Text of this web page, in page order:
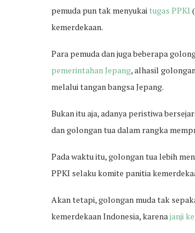
pemuda pun tak menyukaitugas PPKI
kemerdekaan.
Para pemuda dan juga beberapa
pemerintahan Jepang, alhasil
melalui tangan bangsa Jepang.
Bukan itu aja, adanya peristiwa
dan golongan tua dalam rangka
Pada waktu itu, golongan tua lebih
PPKI selaku komite panitia
Akan tetapi, golongan muda tak
kemerdekaan Indonesia, karenajanji